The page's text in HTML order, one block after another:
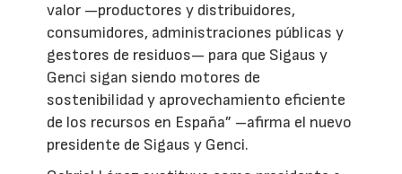
valor —productores y distribuidores,
consumidores, administraciones públicas y
gestores de residuos— para que Sigaus y
Genci sigan siendo motores de
sostenibilidad y aprovechamiento eficiente
de los recursos en España” –afirma el nuevo
presidente de Sigaus y Genci.